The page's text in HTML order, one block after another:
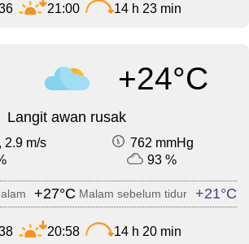
21:00 14 h 23 min
+24°C
Langit awan rusak
2.9 m/s
762 mmHg
93 %
+27°C Malam sebelum tidur +21°C
20:58 14 h 20 min